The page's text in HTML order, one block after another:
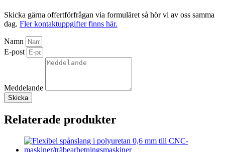
Skicka gärna offertförfrågan via formuläret så hör vi av oss samma
dag. Fler kontaktuppgifter finns här.
Namn
E-post
Meddelande
Skicka
Relaterade produkter